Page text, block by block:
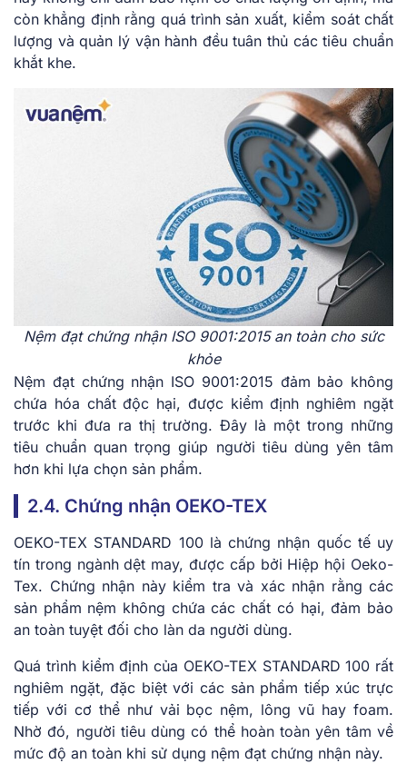
còn khẳng định rằng quá trình sản xuất, kiểm soát chất
lượng và quản lý vận hành đều tuân thủ các tiêu chuẩn
khắt khe.
Nệm đạt chứng nhận ISO 9001:2015 an toàn cho sức
khỏe
Nệm đạt chứng nhận ISO 9001:2015 đảm bảo không
chứa hóa chất độc hại, được kiểm định nghiêm ngặt
trước khi đưa ra thị trường. Đây là một trong những
tiêu chuẩn quan trọng giúp người tiêu dùng yên tâm
hơn khi lựa chọn sản phẩm.
2.4. Chứng nhận OEKO-TEX
OEKO-TEX STANDARD 100 là chứng nhận quốc tế uy
tín trong ngành dệt may, được cấp bởi Hiệp hội Oeko-
Tex. Chứng nhận này kiểm tra và xác nhận rằng các
sản phẩm nệm không chứa các chất có hại, đảm bảo
an toàn tuyệt đối cho làn da người dùng.
Quá trình kiểm định của OEKO-TEX STANDARD 100 rất
nghiêm ngặt, đặc biệt với các sản phẩm tiếp xúc trực
tiếp với cơ thể như vải bọc nệm, lông vũ hay foam.
Nhờ đó, người tiêu dùng có thể hoàn toàn yên tâm về
mức độ an toàn khi sử dụng nệm đạt chứng nhận này.